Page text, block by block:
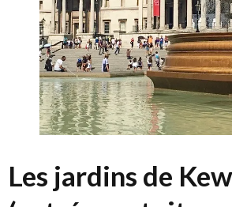
Les jardins de